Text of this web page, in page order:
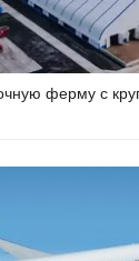
ферму с